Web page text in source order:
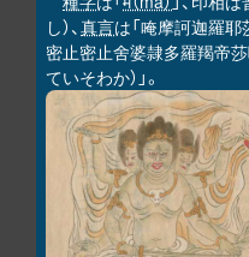
し）、真言は「唵摩訶迦羅耶
密止密止舍婆隷多羅羯帝
ていそわか）」。